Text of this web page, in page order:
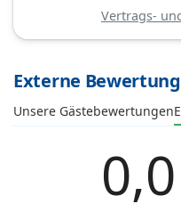
Vertrags-
Externe
Unsere Gästebewertungen
0,0